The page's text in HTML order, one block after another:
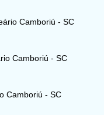
Camboriú - SC
Camboriú - SC
Camboriú - SC